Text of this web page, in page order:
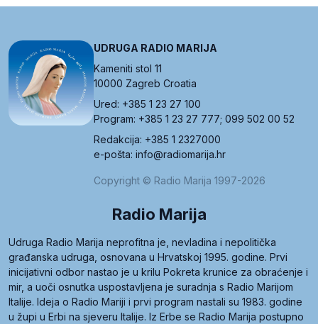
UDRUGA RADIO MARIJA
Kameniti stol 11
10000 Zagreb Croatia
Ured: +385 1 23 27 100
Program: +385 1 23 27 777; 099 502 00 52
Redakcija: +385 1 2327000
e-pošta: info@radiomarija.hr
Copyright © Radio Marija 1997-2026
Radio Marija
Udruga Radio Marija neprofitna je, nevladina i nepolitička
građanska udruga, osnovana u Hrvatskoj 1995. godine. Prvi
inicijativni odbor nastao je u krilu Pokreta krunice za obraćenje i
mir, a uoči osnutka uspostavljena je suradnja s Radio Marijom
Italije. Ideja o Radio Mariji i prvi program nastali su 1983. godine
u župi u Erbi na sjeveru Italije. Iz Erbe se Radio Marija postupno